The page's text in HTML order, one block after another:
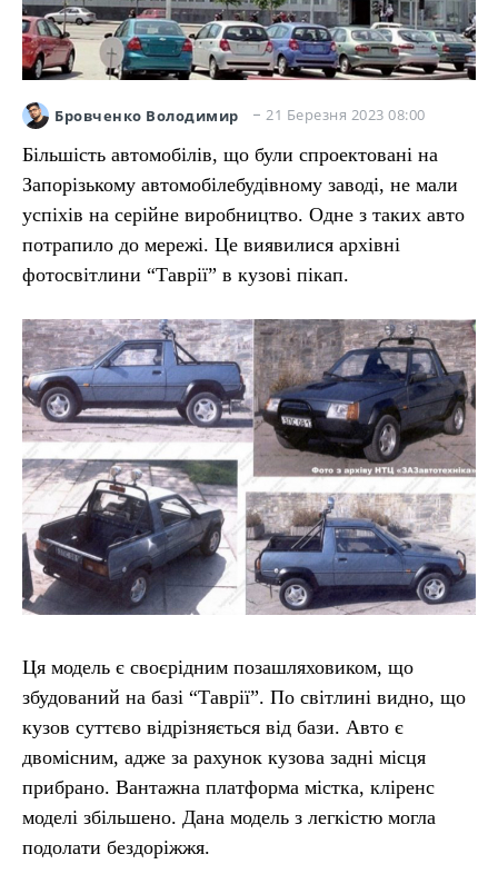
Бровченко Володимир 21 Березня 2023 08:00
Більшість автомобілів, що були спроектовані на
Запорізькому автомобілебудівному заводі, не мали
успіхів на серійне виробництво. Одне з таких авто
потрапило до мережі. Це виявилися архівні
фотосвітлини “Таврії” в кузові пікап.
Ця модель є своєрідним позашляховиком, що
збудований на базі “Таврії”. По світлині видно, що
кузов суттєво відрізняється від бази. Авто є
двомісним, адже за рахунок кузова задні місця
прибрано. Вантажна платформа містка, кліренс
моделі збільшено. Дана модель з легкістю могла
подолати бездоріжжя.